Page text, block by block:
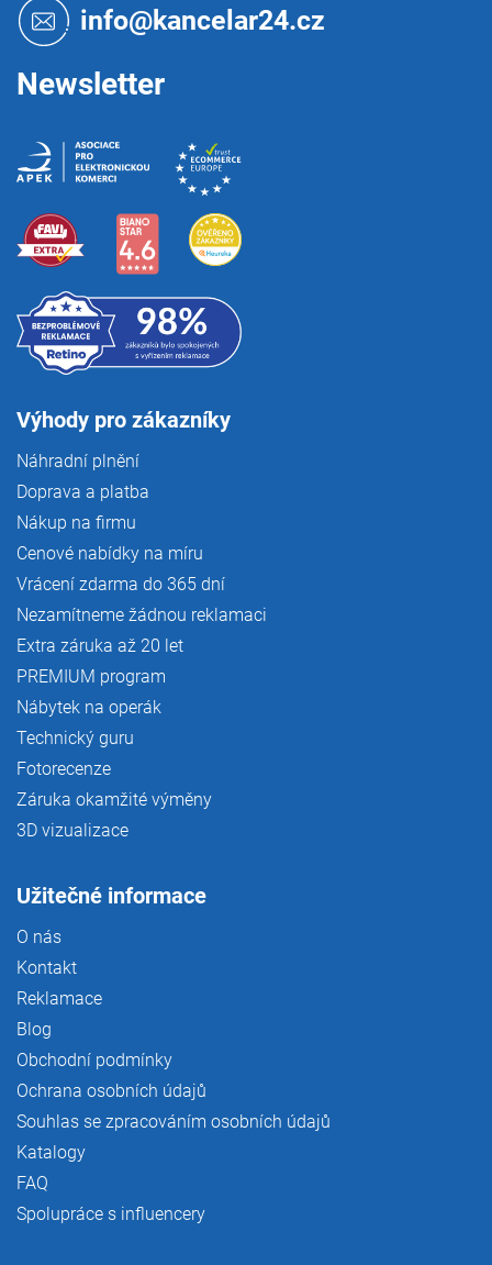
info@kancelar24.cz
Newsletter
Výhody pro zákazníky
Náhradní plnění
Doprava a platba
Nákup na firmu
Cenové nabídky na míru
Vrácení zdarma do 365 dní
Nezamítneme žádnou reklamaci
Extra záruka až 20 let
PREMIUM program
Nábytek na operák
Technický guru
Fotorecenze
Záruka okamžité výměny
3D vizualizace
Užitečné informace
O nás
Kontakt
Reklamace
Blog
Obchodní podmínky
Ochrana osobních údajů
Souhlas se zpracováním osobních údajů
Katalogy
FAQ
Spolupráce s influencery